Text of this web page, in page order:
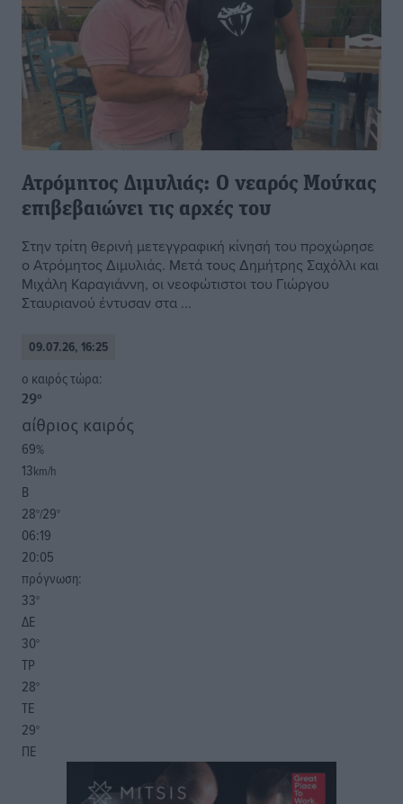
Ατρόμητος Διμυλιάς: Ο νεαρός Μούκας
επιβεβαιώνει τις αρχές του
Στην τρίτη θερινή μετεγγραφική κίνησή του προχώρησε
ο Ατρόμητος Διμυλιάς. Μετά τους Δημήτρης Σαχόλλι και
Μιχάλη Καραγιάννη, οι νεοφώτιστοι του Γιώργου
Σταυριανού έντυσαν στα ...
09.07.26, 16:25
o καιρός τώρα:
29°
αίθριος καιρός
69%
13km/h
Β
28°/29°
06:19
20:05
πρόγνωση:
33°
ΔΕ
30°
ΤΡ
28°
ΤΕ
29°
ΠΕ